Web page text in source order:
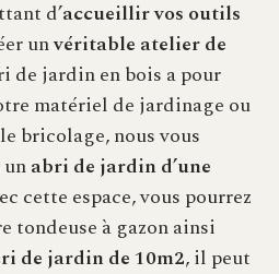
d’accueillir vos outils
unvéritable atelier de
de jardin en bois a pour
matériel de jardinage ou
bricolage, nous vous
abri de jardin d’une
cette espace, vous pourrez
tondeuse à gazon ainsi
de jardin de 10m2, il peut